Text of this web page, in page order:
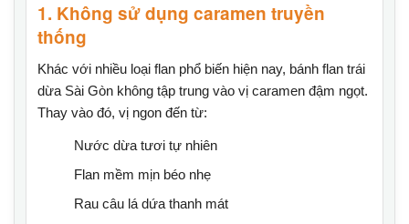
1. Không sử dụng caramen truyền
thống
Khác với nhiều loại flan phổ biến hiện nay, bánh flan trái
dừa Sài Gòn không tập trung vào vị caramen đậm ngọt.
Thay vào đó, vị ngon đến từ:
Nước dừa tươi tự nhiên
Flan mềm mịn béo nhẹ
Rau câu lá dứa thanh mát